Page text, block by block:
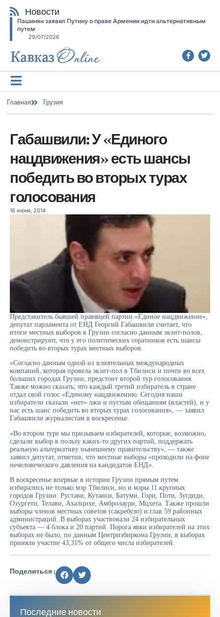
Новости
Пашинян заявил Путину о праве Армении идти альтернативным
путем
29/07/2026
Главная Грузия
Габашвили: У «Единого
нацдвижения» есть шансы
победить во вторых турах
голосования
16 июня, 2014
Представитель бывшей правящей партии «Единое нацдвижение»,
депутат парламента от ЕНД Георгий Габашвили считает, что
итоги местных выборов в Грузии согласно данным экзит-полов,
демонстрируют, что у его политических соратников есть шансы
победить во вторых турах местных выборов.
«Согласно данным одной из влиятельных международных
компаний, которая провела экзит-пол в Тбилиси и почти во всех
больших городах Грузии, предстоит второй тур голосования.
Также можно сказать, что каждый третий избиратель в стране
отдал свой голос «Единому нацдвижению. Сегодня наши
избиратели сказали «нет» лжи и пустым обещаниям (властей), и у
нас есть шанс победить во вторых турах голосования», — заявил
Габашвили журналистам в воскресенье.
«Во втором туре мы призываем избирателей, которые, возможно,
сделали выбор в пользу каких-то других партий, поддержать
реальную альтернативу нынешнему правительству», — также
заявил депутат, отметив, что местные выборы «проходили на фоне
нечеловеческого давления на кандидатов ЕНД».
В воскресенье впервые в истории Грузии прямым путем
избирались не только мэр Тбилиси, но и мэры 11 крупных
городов Грузии: Рустави, Кутаиси, Батуми, Гори, Поти, Зугдиди,
Озургети, Телави, Ахалцихе, Амбролаури, Мцхета. Также прошли
выборы членов местных советов (сакребуло) и глав 59 районных
администраций. В выборах участвовали 24 избирательных
субъекта — 4 блока и 20 партий. Порога явки избирателей на этих
выборах не было, по данным Центризбиркома Грузии, в выборах
приняли участие 43,31% от общего числа избирателей.
Поделиться :
Последние новости